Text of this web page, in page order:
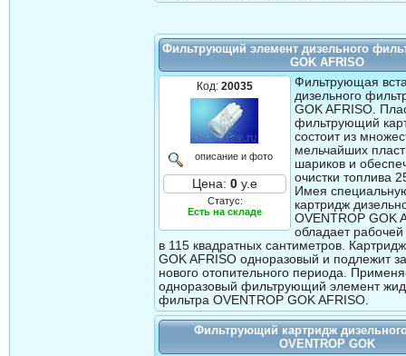
Фильтрующий элемент дизельного
GOK AFRISO
Код:20035
описание и фото
Цена: 0 у.е
Статус:
Есть на складе
Фильтрующая
дизельного
GOK AFRISO.
фильтрующий
состоит из
мельчайших
шариков и
очистки топлива
Имея
картридж
OVENTROP GOK
обладает
в 115 квадратных сантиметров.
GOK AFRISO одноразовый и подлежит
нового отопительного периода.
одноразовый фильтрующий элемент
фильтра OVENTROP GOK AFRISO.
Фильтрующий картридж
OVENTROP GOK